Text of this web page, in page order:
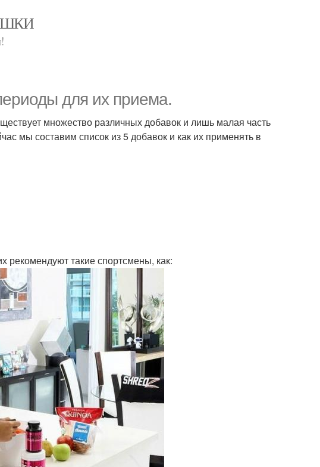
для их приема.
множество различных добавок и лишь малая часть
мы составим список из 5 добавок и как их применять в
рекомендуют такие спортсмены, как: